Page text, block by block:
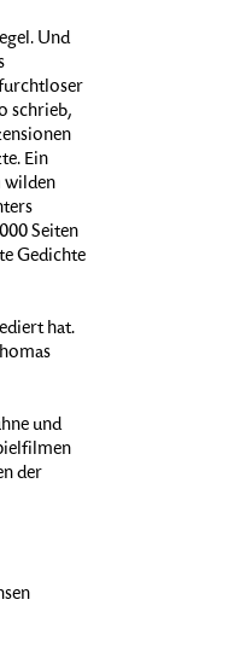
Und
schrieb,
Ein
wilden
Seiten
Gedichte
hat.
und
der